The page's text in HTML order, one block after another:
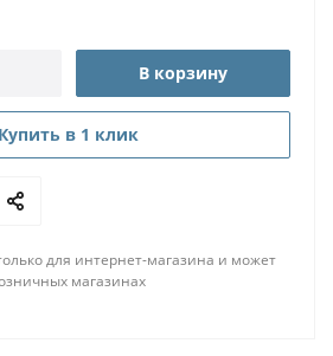
В корзину
Купить в 1 клик
для интернет-магазина и может
магазинах